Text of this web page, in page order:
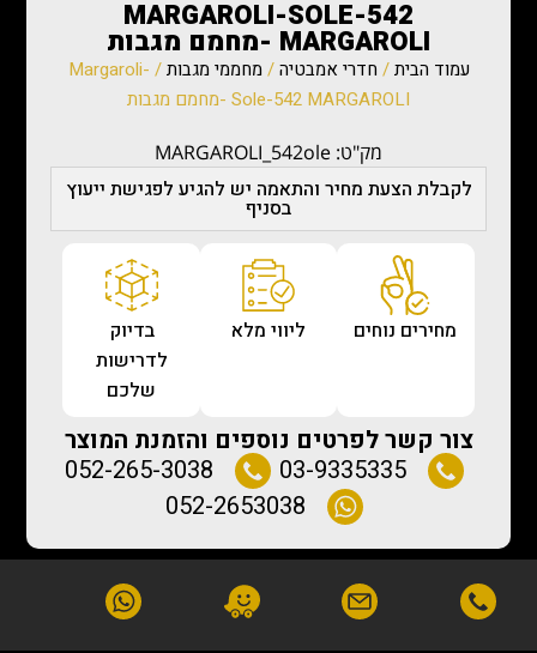
MARGAROLI-SOLE-542
MARGAROLI -מחמם מגבות
עמוד הבית/ חדרי אמבטיה/ מחממי מגבות
/ Margaroli-
Sole-542 MARGAROLI -מחמם מגבות
מק"ט: MARGAROLI_542ole
לקבלת הצעת מחיר והתאמה יש להגיע לפגישת ייעוץ
בסניף
מחירים נוחים ליווי מלא
בדיוק
לדרישות
שלכם
צור קשר לפרטים נוספים והזמנת המוצר
03-9335335
052-265-3038
052-2653038